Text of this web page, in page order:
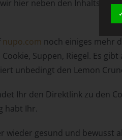
hier neben den
nupo.com noch einiges mehr
Cookie, Suppen, Riegel. Es
unbedingt den Lemon
Ihr den Direktlink zu den
habt Ihr.
wieder gesund und bewusst